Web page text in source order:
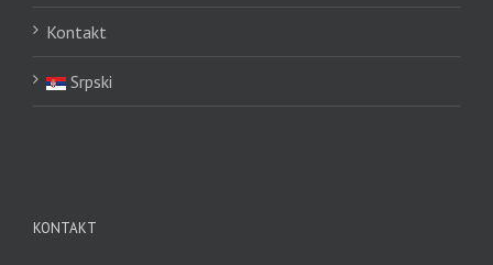
Kontakt
Srpski
KONTAKT